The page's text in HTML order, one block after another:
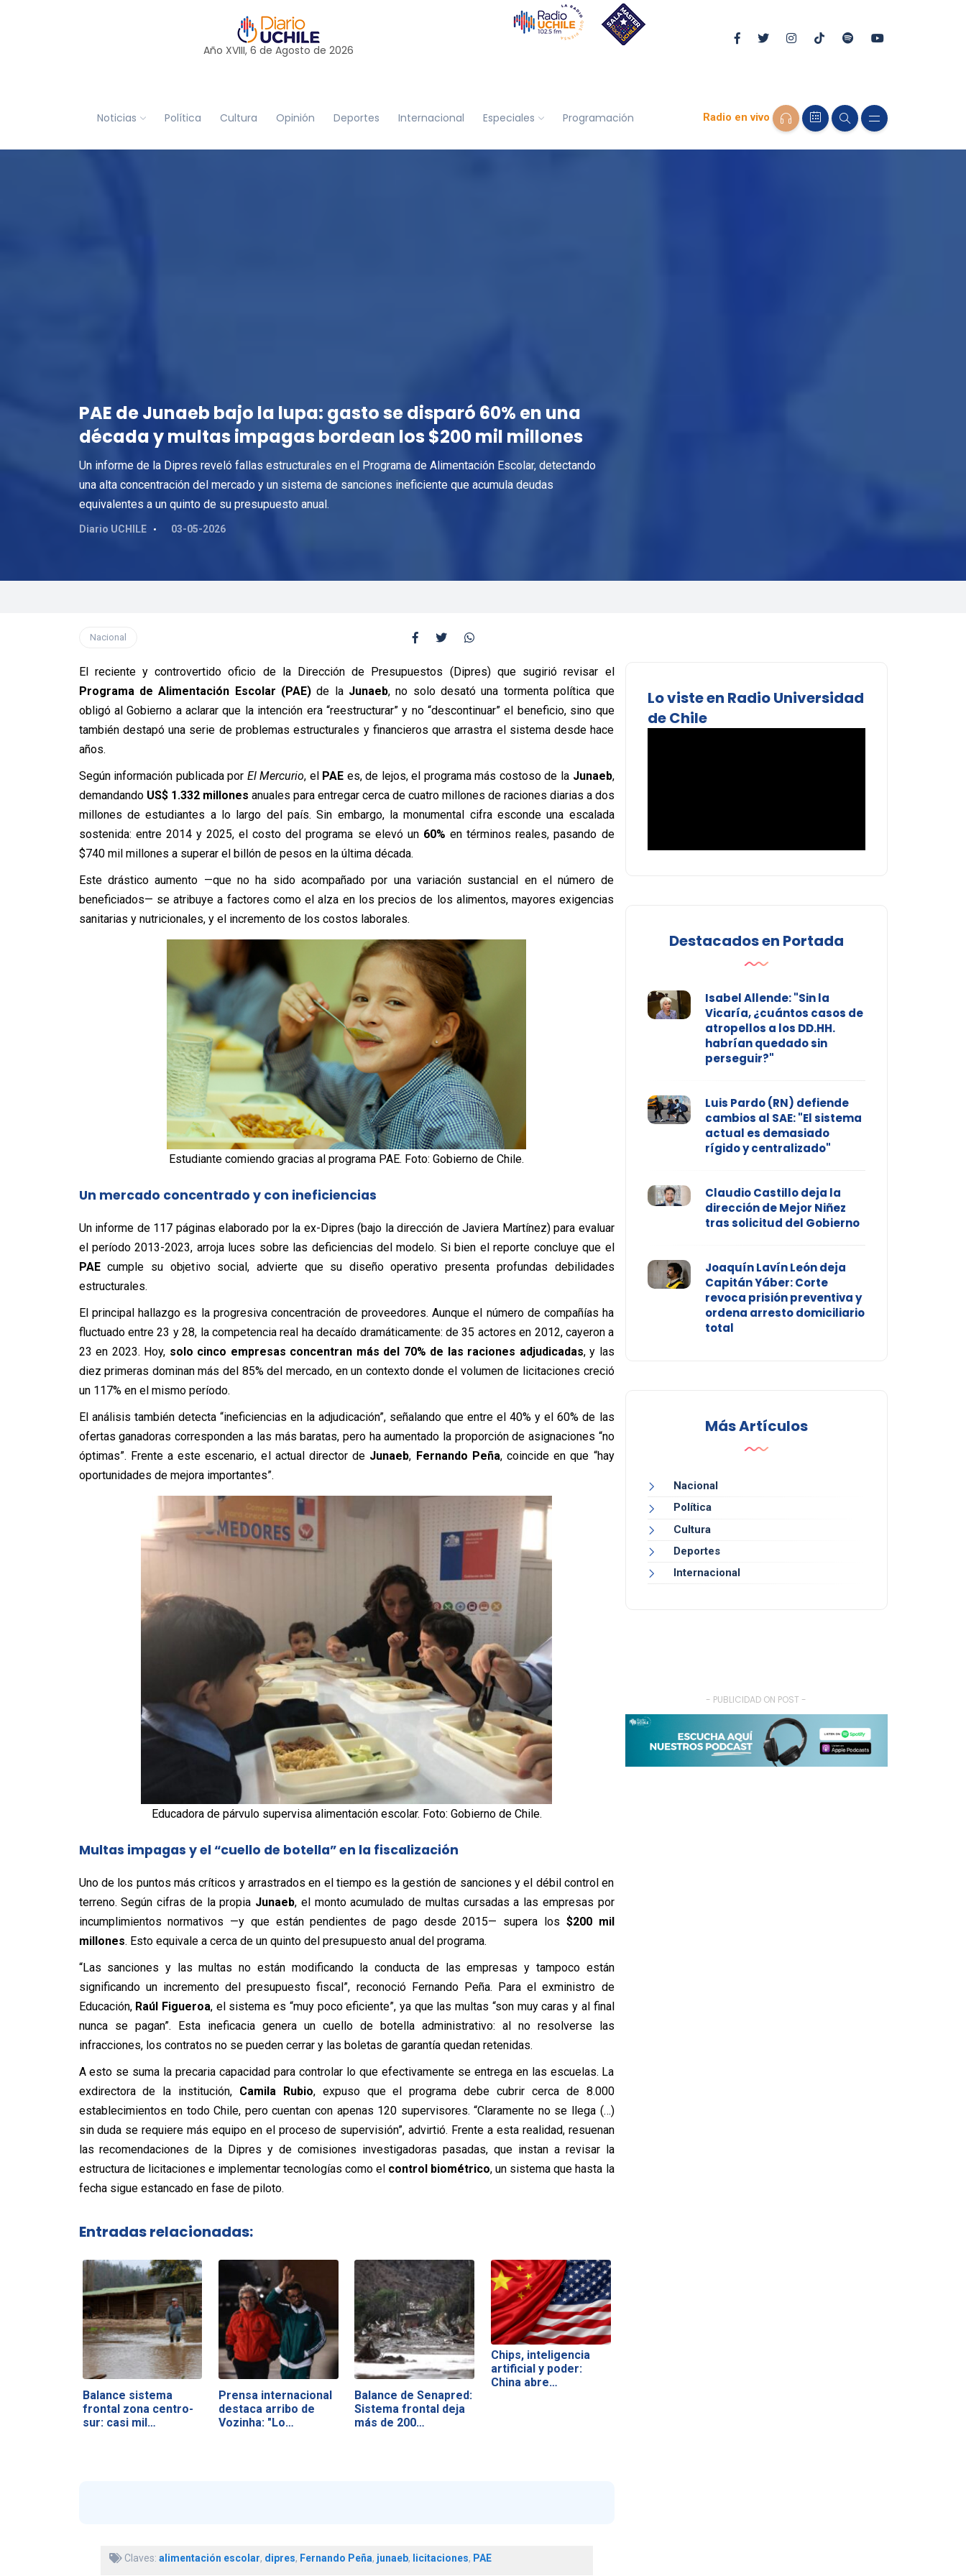
Año XVIII, 6 de Agosto de 2026
Noticias Política Cultura Opinión Deportes Internacional Especiales Programación Radio en vivo
PAE de Junaeb bajo la lupa: gasto se disparó 60% en una
década y multas impagas bordean los $200 mil millones
Un informe de la Dipres reveló fallas estructurales en el Programa de Alimentación Escolar, detectando
una alta concentración del mercado y un sistema de sanciones ineficiente que acumula deudas
equivalentes a un quinto de su presupuesto anual.
Diario UCHILE 03-05-2026
Nacional
El reciente y controvertido oficio de la Dirección de Presupuestos (Dipres) que sugirió revisar el
Programa de Alimentación Escolar (PAE)de la Junaeb, no solo desató una tormenta política que
obligó al Gobierno a aclarar que la intención era “reestructurar” y no “descontinuar” el beneficio, sino que
también destapó una serie de problemas estructurales y financieros que arrastra el sistema desde hace
años.
Según información publicada por El Mercurio, el PAE es, de lejos, el programa más costoso de la Junaeb,
demandando US$ 1.332 millones anuales para entregar cerca de cuatro millones de raciones diarias a dos
millones de estudiantes a lo largo del país. Sin embargo, la monumental cifra esconde una escalada
sostenida: entre 2014 y 2025, el costo del programa se elevó un 60% en términos reales, pasando de
$740 mil millones a superar el billón de pesos en la última década.
Este drástico aumento —que no ha sido acompañado por una variación sustancial en el número de
beneficiados— se atribuye a factores como el alza en los precios de los alimentos, mayores exigencias
sanitarias y nutricionales, y el incremento de los costos laborales.
Estudiante comiendo gracias al programa PAE. Foto: Gobierno de Chile.
Un mercado concentrado y con ineficiencias
Un informe de 117 páginas elaborado por la ex-Dipres (bajo la dirección de Javiera Martínez) para evaluar
el período 2013-2023, arroja luces sobre las deficiencias del modelo. Si bien el reporte concluye que el
PAEcumple su objetivo social, advierte que su diseño operativo presenta profundas debilidades
estructurales.
El principal hallazgo es la progresiva concentración de proveedores. Aunque el número de compañías ha
fluctuado entre 23 y 28, la competencia real ha decaído dramáticamente: de 35 actores en 2012, cayeron a
23 en 2023. Hoy, solo cinco empresas concentran más del 70% de las raciones adjudicadas, y las
diez primeras dominan más del 85% del mercado, en un contexto donde el volumen de licitaciones creció
un 117% en el mismo período.
El análisis también detecta “ineficiencias en la adjudicación”, señalando que entre el 40% y el 60% de las
ofertas ganadoras corresponden a las más baratas, pero ha aumentado la proporción de asignaciones “no
óptimas”. Frente a este escenario, el actual director de Junaeb, Fernando Peña, coincide en que “hay
oportunidades de mejora importantes”.
Educadora de párvulo supervisa alimentación escolar. Foto: Gobierno de Chile.
Multas impagas y el “cuello de botella” en la fiscalización
Uno de los puntos más críticos y arrastrados en el tiempo es la gestión de sanciones y el débil control en
terreno. Según cifras de la propia Junaeb, el monto acumulado de multas cursadas a las empresas por
incumplimientos normativos —y que están pendientes de pago desde 2015— supera los $200 mil
millones. Esto equivale a cerca de un quinto del presupuesto anual del programa.
“Las sanciones y las multas no están modificando la conducta de las empresas y tampoco están
significando un incremento del presupuesto fiscal”, reconoció Fernando Peña. Para el exministro de
Educación, Raúl Figueroa, el sistema es “muy poco eficiente”, ya que las multas “son muy caras y al final
nunca se pagan”. Esta ineficacia genera un cuello de botella administrativo: al no resolverse las
infracciones, los contratos no se pueden cerrar y las boletas de garantía quedan retenidas.
A esto se suma la precaria capacidad para controlar lo que efectivamente se entrega en las escuelas. La
exdirectora de la institución, Camila Rubio, expuso que el programa debe cubrir cerca de 8.000
establecimientos en todo Chile, pero cuentan con apenas 120 supervisores. “Claramente no se llega (…)
sin duda se requiere más equipo en el proceso de supervisión”, advirtió. Frente a esta realidad, resuenan
las recomendaciones de la Dipres y de comisiones investigadoras pasadas, que instan a revisar la
estructura de licitaciones e implementar tecnologías como el control biométrico, un sistema que hasta la
fecha sigue estancado en fase de piloto.
Entradas relacionadas:
Balance sistema
frontal zona centro-
sur: casi mil…
Prensa internacional
destaca arribo de
Vozinha: "Lo…
Balance de Senapred:
Sistema frontal deja
más de 200…
Chips, inteligencia
artificial y poder:
China abre…
Claves: alimentación escolar, dipres, Fernando Peña, junaeb, licitaciones, PAE
Lo viste en Radio Universidad
de Chile
Destacados en Portada
Isabel Allende: "Sin la
Vicaría, ¿cuántos casos de
atropellos a los DD.HH.
habrían quedado sin
perseguir?"
Luis Pardo (RN) defiende
cambios al SAE: "El sistema
actual es demasiado
rígido y centralizado"
Claudio Castillo deja la
dirección de Mejor Niñez
tras solicitud del Gobierno
Joaquín Lavín León deja
Capitán Yáber: Corte
revoca prisión preventiva y
ordena arresto domiciliario
total
Más Artículos
Nacional
Política
Cultura
Deportes
Internacional
- PUBLICIDAD ON POST -